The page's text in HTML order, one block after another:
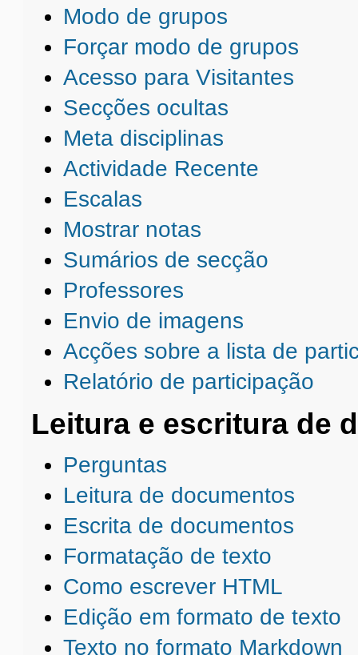
Modo de grupos
Forçar modo de grupos
Acesso para Visitantes
Secções ocultas
Meta disciplinas
Actividade Recente
Escalas
Mostrar notas
Sumários de secção
Professores
Envio de imagens
Acções sobre a lista de
Relatório de participação
Leitura e escritura de
Perguntas
Leitura de documentos
Escrita de documentos
Formatação de texto
Como escrever HTML
Edição em formato de texto
Texto no formato Markdown